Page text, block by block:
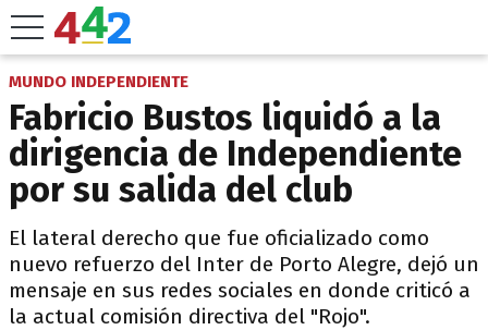
MUNDO INDEPENDIENTE
Fabricio Bustos liquidó a la
dirigencia de Independiente
por su salida del club
El lateral derecho que fue oficializado como
nuevo refuerzo del Inter de Porto Alegre, dejó un
mensaje en sus redes sociales en donde criticó a
la actual comisión directiva del "Rojo".